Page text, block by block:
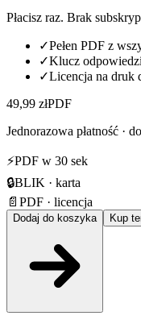
Płacisz raz. Brak
✓Pełen PDF z
✓Klucz
✓Licencja na druk
49,99 złPDF
Jednorazowa płatność ·
⚡PDF w 30 sek
🔒BLIK · karta
📄 PDF · licencja
Dodaj do koszyka Kup